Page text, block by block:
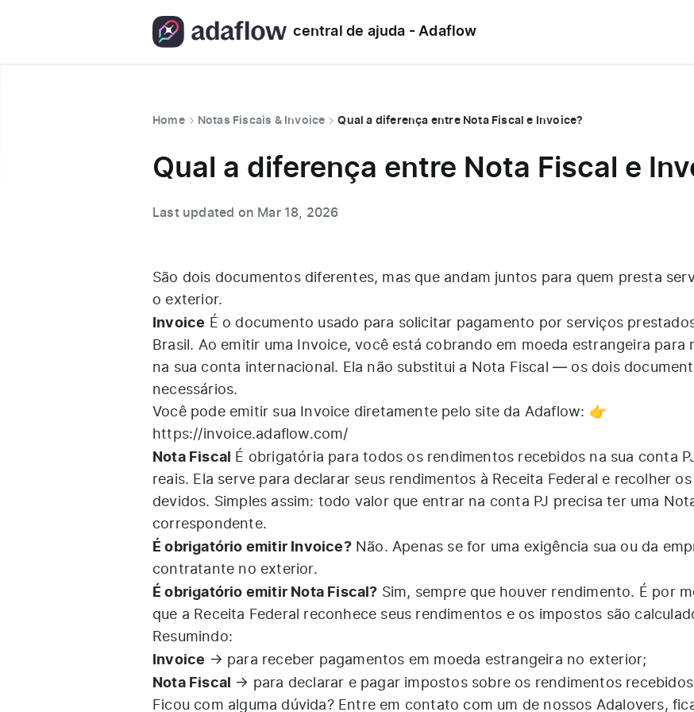
central de ajuda - Adaflow
Home Notas Fiscais & Invoice Qual a diferença entre Nota Fiscal e Invoice?
Qual a diferença entre Nota Fiscal e
Last updated on Mar 18, 2026
São dois documentos diferentes, mas que andam juntos para quem presta
o exterior.
Invoice É o documento usado para solicitar pagamento por serviços
Brasil. Ao emitir uma Invoice, você está cobrando em moeda estrangeira para
na sua conta internacional. Ela não substitui a Nota Fiscal — os dois
necessários.
Você pode emitir sua Invoice diretamente pelo site da Adaflow: 👉
https://invoice.adaflow.com/
Nota Fiscal É obrigatória para todos os rendimentos recebidos na sua conta
reais. Ela serve para declarar seus rendimentos à Receita Federal e recolher
devidos. Simples assim: todo valor que entrar na conta PJ precisa ter uma
correspondente.
É obrigatório emitir Invoice?Não. Apenas se for uma exigência sua ou da
contratante no exterior.
É obrigatório emitir Nota Fiscal? Sim, sempre que houver rendimento. É por
que a Receita Federal reconhece seus rendimentos e os impostos são
Resumindo:
Invoice → para receber pagamentos em moeda estrangeira no exterior;
Nota Fiscal → para declarar e pagar impostos sobre os rendimentos
Ficou com alguma dúvida? Entre em contato com um de nossos Adalovers,